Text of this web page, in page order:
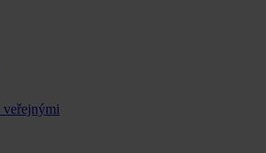
veřejnými